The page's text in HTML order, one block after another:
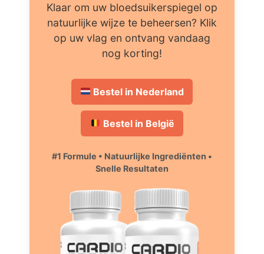
Klaar om uw bloedsuikerspiegel op
natuurlijke wijze te beheersen? Klik
op uw vlag en ontvang vandaag
nog korting!
Bestel in Nederland
Bestel in België
#1 Formule • Natuurlijke Ingrediënten •
Snelle Resultaten